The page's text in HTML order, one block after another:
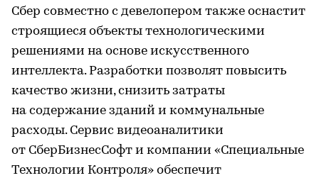
Сбер совместно с девелопером также оснастит
строящиеся объекты технологическими
решениями на основе искусственного
интеллекта. Разработки позволят повысить
качество жизни, снизить затраты
на содержание зданий и коммунальные
расходы. Сервис видеоаналитики
от СберБизнесСофт и компании «Специальные
Технологии Контроля» обеспечит